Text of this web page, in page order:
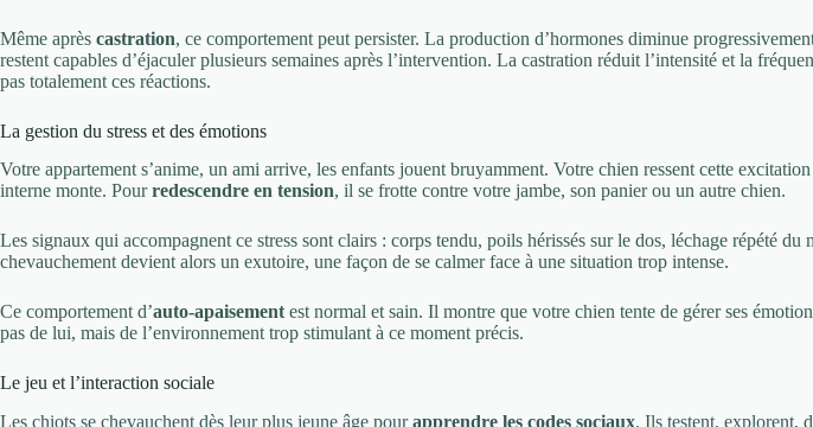
Même après castration, ce comportement peut persister. La production d’hormones diminue
restent capables d’éjaculer plusieurs semaines après l’intervention. La castration réduit l’intensité et la
pas totalement ces réactions.
La gestion du stress et des émotions
Votre appartement s’anime, un ami arrive, les enfants jouent bruyamment. Votre chien ressent cette
interne monte. Pourredescendre en tension, il se frotte contre votre jambe, son panier ou un autre chien.
Les signaux qui accompagnent ce stress sont clairs : corps tendu, poils hérissés sur le dos, léchage répété du
chevauchement devient alors un exutoire, une façon de se calmer face à une situation trop intense.
Ce comportement d’auto-apaisementest normal et sain. Il montre que votre chien tente de gérer ses
pas de lui, mais de l’environnement trop stimulant à ce moment précis.
Le jeu et l’interaction sociale
Les chiots se chevauchent dès leur plus jeune âge pourapprendre les codes sociaux. Ils testent, explorent,